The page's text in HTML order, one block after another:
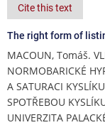
Cite this text
The right form of
MACOUN, Tomáš.
NORMOBARICKÉ
A SATURACI
SPOTŘEBOU
UNIVERZITA